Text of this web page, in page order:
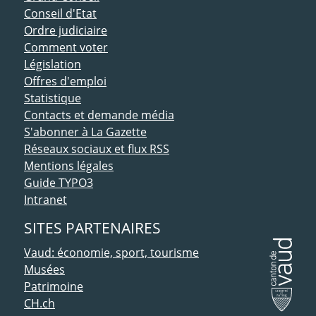
Conseil d'Etat
Ordre judiciaire
Comment voter
Législation
Offres d'emploi
Statistique
Contacts et demande média
S'abonner à La Gazette
Réseaux sociaux et flux RSS
Mentions légales
Guide TYPO3
Intranet
SITES PARTENAIRES
Vaud: économie, sport, tourisme
Musées
Patrimoine
CH.ch